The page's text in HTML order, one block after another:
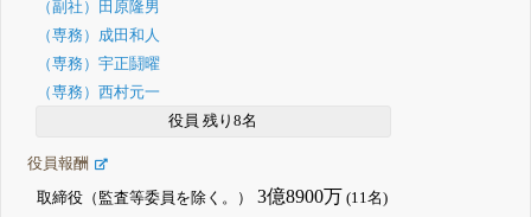
（副社）田原隆男
（専務）成田和人
（専務）宇正鬪曜
（専務）西村元一
役員 残り8名
役員報酬
取締役（監査等委員を除く。） 3億8900万 (11名)